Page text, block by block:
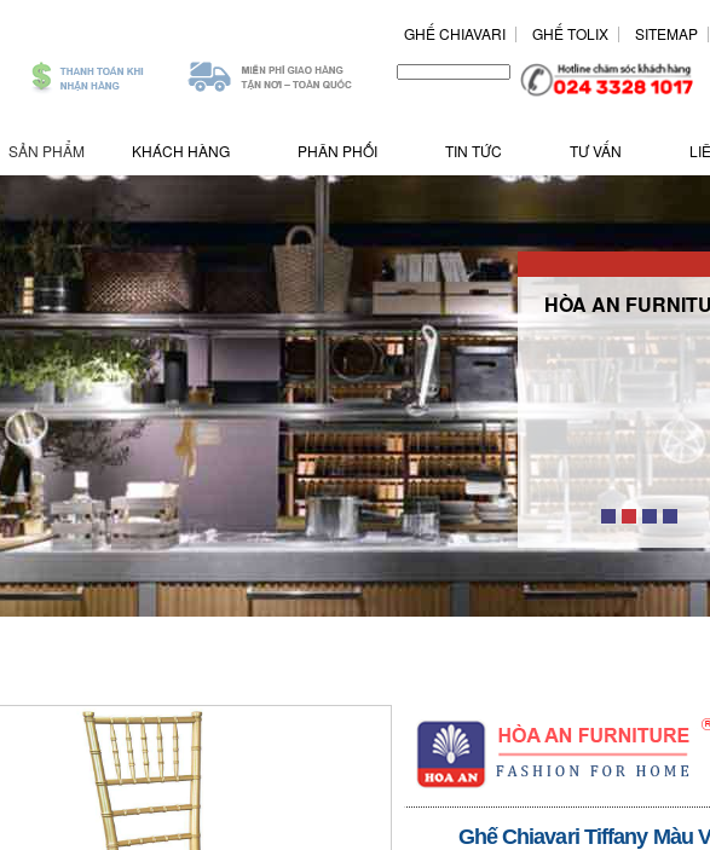
GHẾ CHIAVARI GHẾ TOLIX SITEMAP
SẢN PHẨM KHÁCH HÀNG PHÂN PHỐI TIN TỨC TƯ VẤN
HÒA AN
Khắc nghiệt trong
lý. Tận tâm trong
vụ. Cạnh tranh
Ghế Chiavari Tiffany Màu